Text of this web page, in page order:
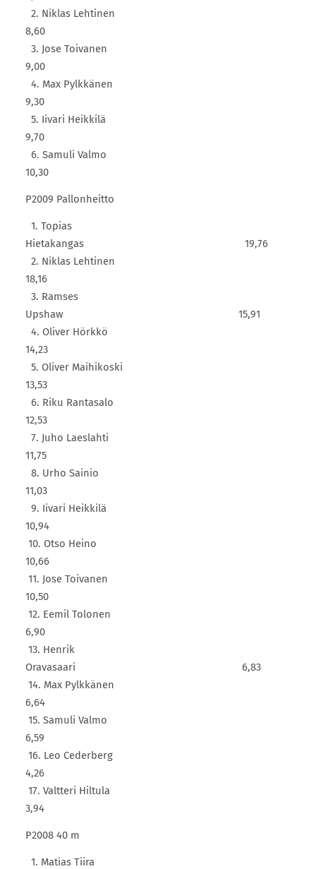
2. Niklas Lehtinen
8,60
3. Jose Toivanen
9,00
4. Max Pylkkänen
9,30
5. Iivari Heikkilä
9,70
6. Samuli Valmo
10,30
P2009 Pallonheitto
1. Topias
Hietakangas 19,76
2. Niklas Lehtinen
18,16
3. Ramses
Upshaw 15,91
4. Oliver Hörkkö
14,23
5. Oliver Maihikoski
13,53
6. Riku Rantasalo
12,53
7. Juho Laeslahti
11,75
8. Urho Sainio
11,03
9. Iivari Heikkilä
10,94
10. Otso Heino
10,66
11. Jose Toivanen
10,50
12. Eemil Tolonen
6,90
13. Henrik
Oravasaari 6,83
14. Max Pylkkänen
6,64
15. Samuli Valmo
6,59
16. Leo Cederberg
4,26
17. Valtteri Hiltula
3,94
P2008 40 m
1. Matias Tiira